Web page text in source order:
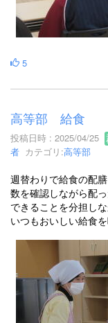
5
高等部 給食
投稿日時 : 2025/04/25
者 カテゴリ:高等部
週替わりで給食の配膳
数を確認しながら配
できることを分担し
いつもおいしい給食